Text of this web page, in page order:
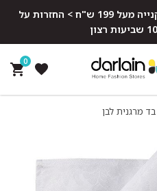
משלוח מהיר חינם לכל הארץ בקנייה מעל 199 ש"ח > החזרות על
0
מרגנית לבן